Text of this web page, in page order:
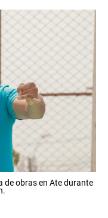
de obras en Ate durante